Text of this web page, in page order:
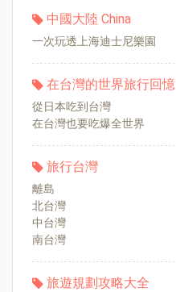
中國大陸 China
一次玩透上海迪士尼樂園
在台灣的世界旅行回憶
從日本吃到台灣
在台灣也要吃爆全世界
旅行台灣
離島
北台灣
中台灣
南台灣
旅遊規劃攻略大全